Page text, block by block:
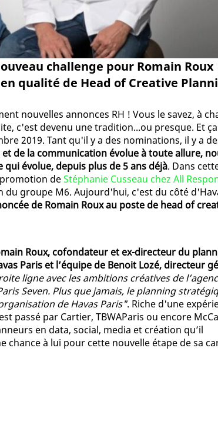
challenge pour Romain Roux
qualité de Head of Creative
nouvelles annonces RH ! Vous le savez, à
c'est devenu une tradition...ou presque. Et
2019. Tant qu'il y a des nominations, il y a
de la communication évolue à toute allure,
évolue, depuis plus de 5 ans déjà. Dans
deStéphanie Cusseau chez All
du groupe M6. Aujourd'hui, c'est du côté
de Romain Roux au poste de head of
Roux, cofondateur et ex-directeur du
Paris et l’équipe de Benoit Lozé, directeur
ligne avec les ambitions créatives de
Seven. Plus que jamais, le planning
de Havas Paris". Riche d'une
passé par Cartier, TBWAParis ou encore
en data, social, media et création qu’il
chance à lui pour cette nouvelle étape de sa